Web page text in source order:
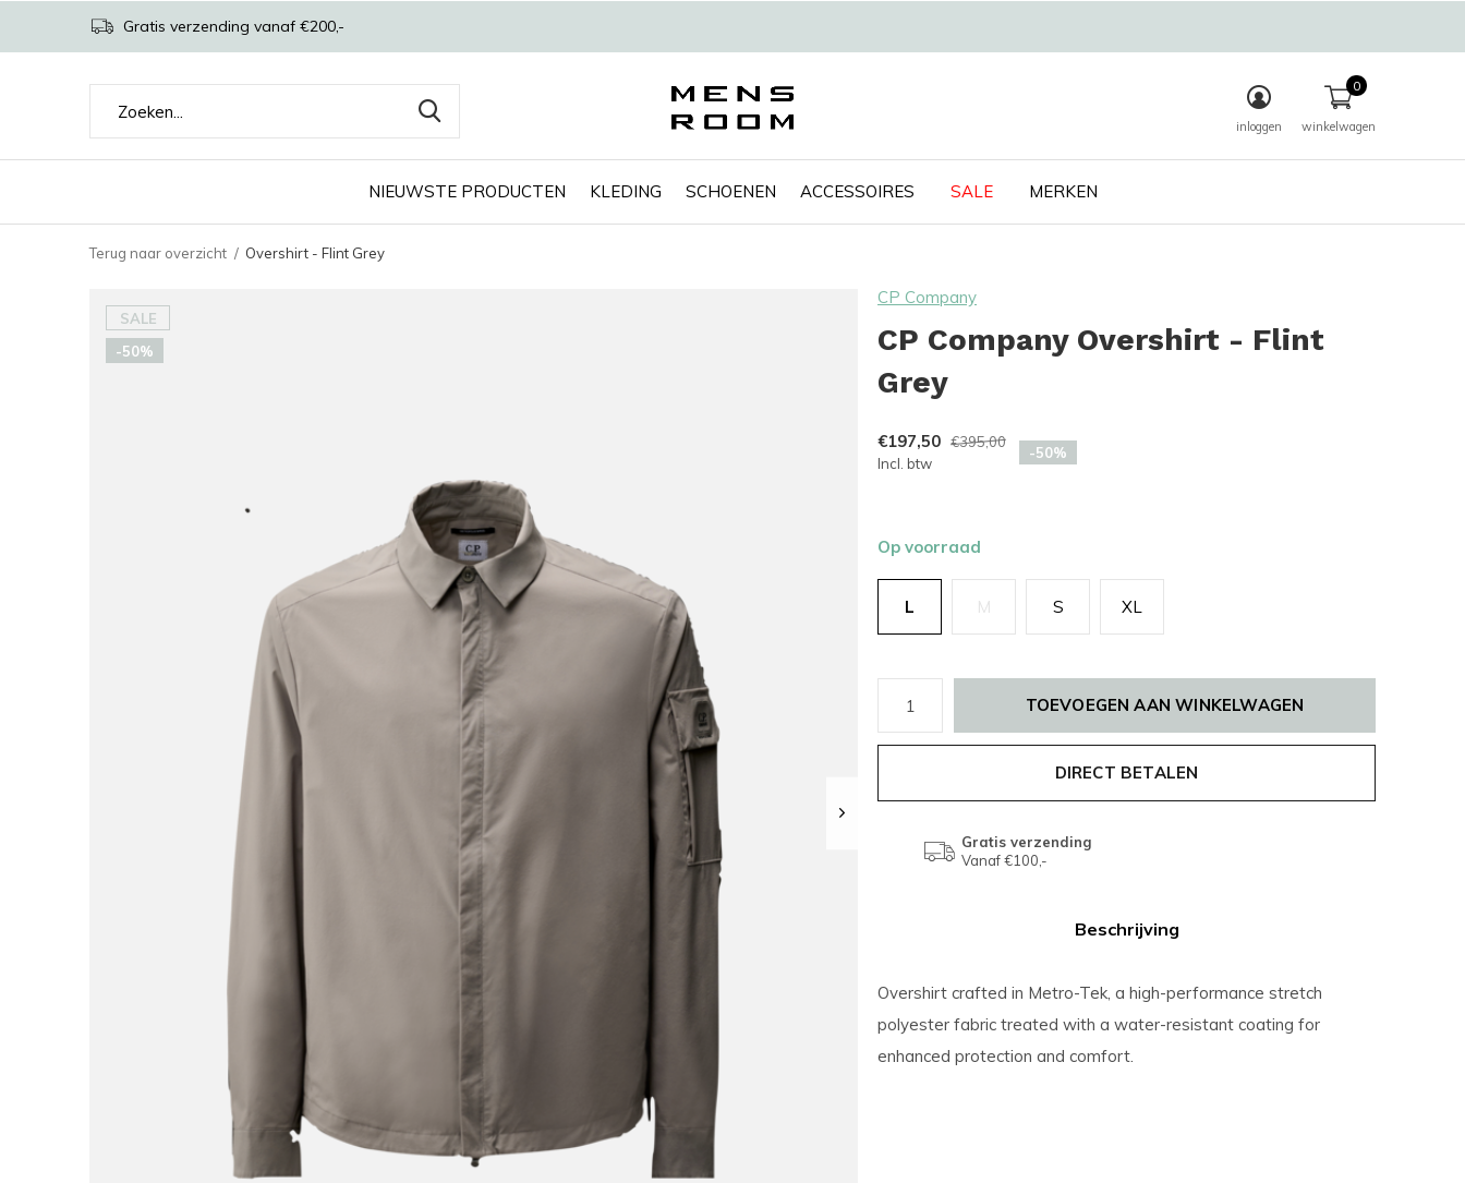
NIEUWSTE PRODUCTEN KLEDING SCHOENEN ACCESSOIRES SALE MERKEN
inloggen winkelwagen
0
Gratis verzending vanaf €200,-
Terug naar overzicht Overshirt - Flint Grey
SALE
-50%
CP Company
CP Company Overshirt - Flint
Grey
€197,50 €395,00
Incl. btw
-50%
Op voorraad
L M S XL
TOEVOEGEN AAN WINKELWAGEN
DIRECT BETALEN
Gratis verzending
Vanaf €100,-
Beschrijving
Overshirt crafted in Metro-Tek, a high-performance stretch
polyester fabric treated with a water-resistant coating for
enhanced protection and comfort.